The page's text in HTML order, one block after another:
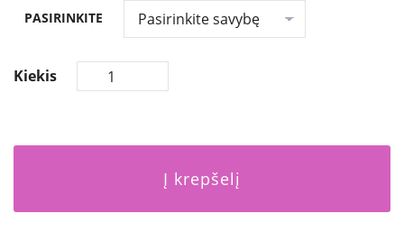
PASIRINKITE
Kiekis
Į krepšelį